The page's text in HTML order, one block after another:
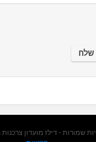
שמורות - דילז מועדון